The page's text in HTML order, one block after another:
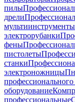
пилы
дрели
мультиинструменты
электрорубанки
фены
пистолеты
станки
электроножницы
оборудование
профессиональные